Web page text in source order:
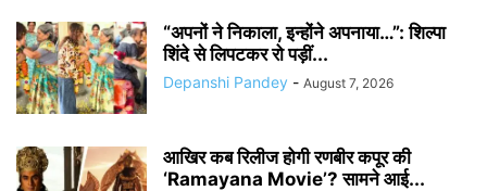
“अपनों ने निकाला, इन्होंने अपनाया…”: शिल्पा
शिंदे से लिपटकर रो पड़ीं...
Depanshi Pandey - August 7, 2026
आखिर कब रिलीज होगी रणबीर कपूर की
‘Ramayana Movie’? सामने आई...